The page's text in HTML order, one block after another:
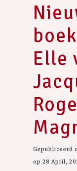
Elle
Gepubliceerd
op 28 April,